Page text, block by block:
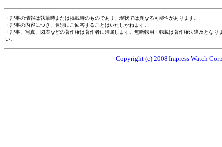
・記事の情報は執筆時または掲載時のものであり、現状では異なる可能性があります。
・記事の内容につき、個別にご回答することはいたしかねます。
・記事、写真、図表などの著作権は著作者に帰属します。無断転用・転載は著作権法違反とな
い。
Copyright (c) 2008 Impress Watch